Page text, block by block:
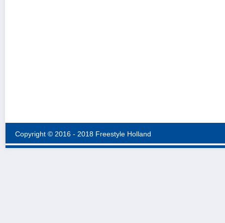
Copyright © 2016 - 2018 Freestyle Holland